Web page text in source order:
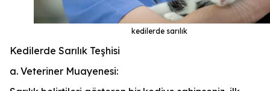
kedilerde sarılık
Kedilerde Sarılık Teşhisi
a. Veteriner Muayenesi: